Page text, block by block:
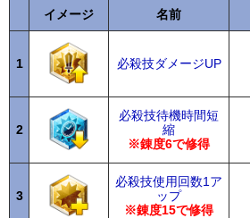
イメージ 名前
1 必殺技ダメージUP
2
必殺技待機時間短
縮
※錬度6で修得
3
必殺技使用回数1ア
ップ
※錬度15で修得